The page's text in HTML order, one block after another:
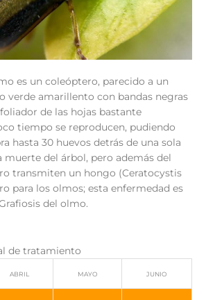
es un coleóptero, parecido a un
verde amarillento con bandas negras
de las hojas bastante
tiempo se reproducen, pudiendo
hasta 30 huevos detrás de una sola
muerte del árbol, pero además del
transmiten un hongo (Ceratocystis
para los olmos; esta enfermedad es
del olmo.
de tratamiento
ABRIL MAYO JUNIO